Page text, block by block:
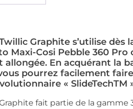
Graphite s’utilise dès
Maxi-Cosi Pebble 360 Pro
En acquérant la
pourrez facilement
« SlideTechTM
fait partie de la